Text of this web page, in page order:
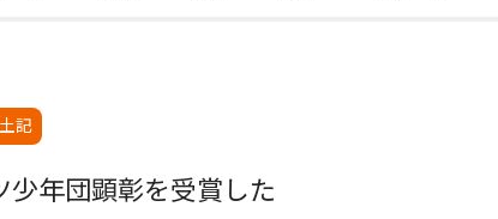
記
少年団顕彰を受賞した